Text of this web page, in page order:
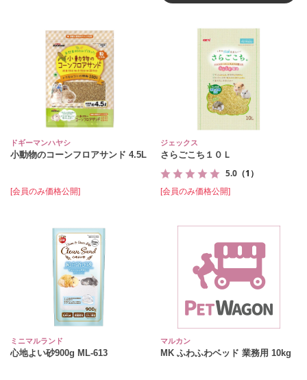
ドギーマンハヤシ
小動物のコーンフロアサンド 4.5L
[会員のみ価格公開]
ジェックス
さらごこち１０Ｌ
5.0 （1）
[会員のみ価格公開]
ミニマルランド
心地よい砂900g ML‐613
マルカン
MK ふわふわベッド 業務用 10kg